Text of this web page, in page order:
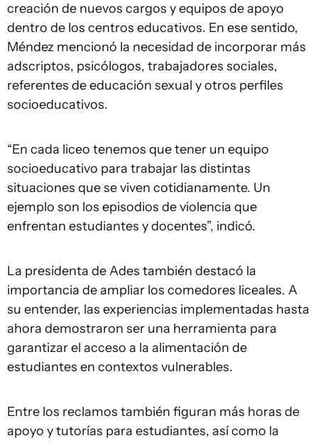
creación de nuevos cargos y equipos de apoyo
dentro de los centros educativos. En ese sentido,
Méndez mencionó la necesidad de incorporar más
adscriptos, psicólogos, trabajadores sociales,
referentes de educación sexual y otros perfiles
socioeducativos.
“En cada liceo tenemos que tener un equipo
socioeducativo para trabajar las distintas
situaciones que se viven cotidianamente. Un
ejemplo son los episodios de violencia que
enfrentan estudiantes y docentes”, indicó.
La presidenta de Ades también destacó la
importancia de ampliar los comedores liceales. A
su entender, las experiencias implementadas hasta
ahora demostraron ser una herramienta para
garantizar el acceso a la alimentación de
estudiantes en contextos vulnerables.
Entre los reclamos también figuran más horas de
apoyo y tutorías para estudiantes, así como la